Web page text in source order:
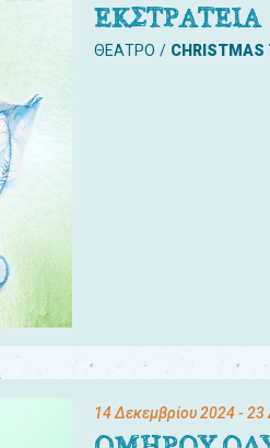
ΕΚΣΤΡΑΤΕΙΑ
ΘΕΑΤΡΟ CHRISTMAS
14 Δεκεμβρίου 2024- 23